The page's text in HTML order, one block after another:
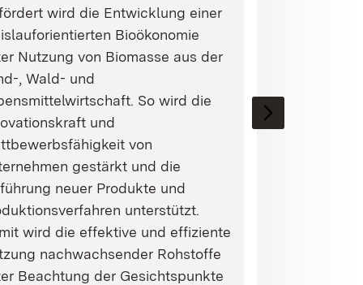
wird die Entwicklung einer
Bioökonomie
Nutzung von Biomasse aus der
, Wald- und
So wird die
und
von
gestärkt und die
neuer Produkte und
unterstützt.
wird die effektive und effiziente
nachwachsender Rohstoffe
Beachtung der Gesichtspunkte